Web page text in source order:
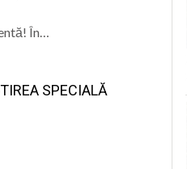
În…
SPECIALĂ